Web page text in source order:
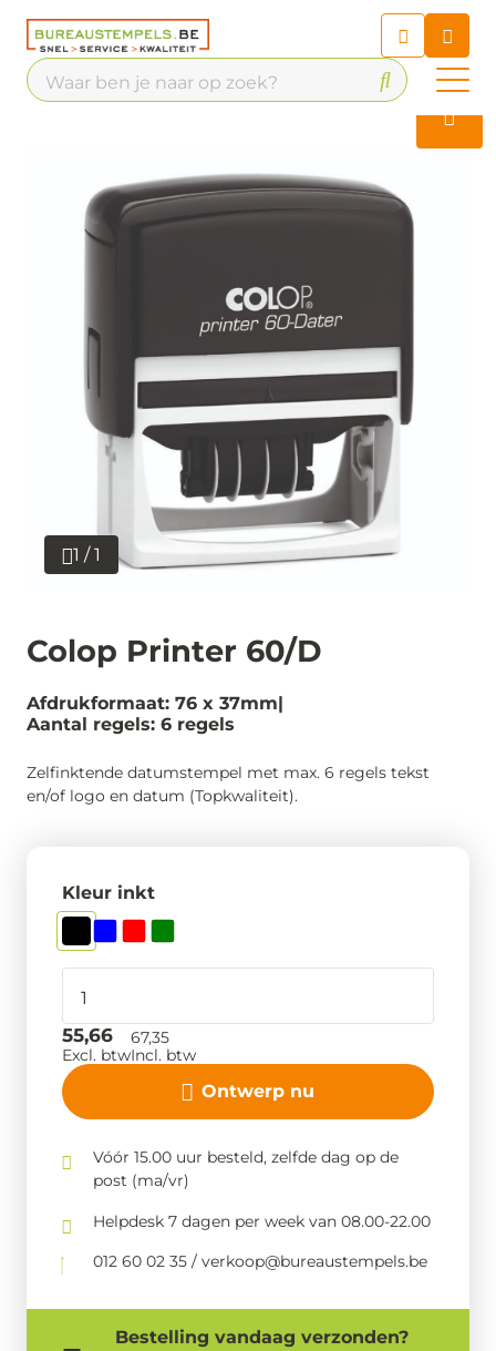
Chat 24/7 met onze chatbot
voor hulp
Contact
1 / 1
Colop Printer 60/D
Afdrukformaat: 76 x 37mm
Aantal regels: 6 regels
Zelfinktende datumstempel met max. 6 regels tekst
en/of logo en datum (Topkwaliteit).
Kleur inkt
Ontwerp nu
55,66
Excl. btw
67,35
Incl. btw
Vóór 15.00 uur besteld, zelfde dag op de
post (ma/vr)
Helpdesk 7 dagen per week van 08.00-22.00
012 60 02 35 / verkoop@bureaustempels.be
Bestelling vandaag verzonden?